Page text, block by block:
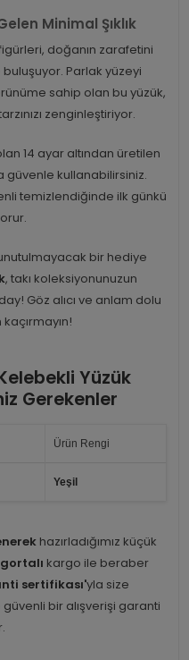
Minimal Şıklık
doğanın zarafetini
buluşuyor. Parlak yüzeyi
sahip olan bu yüzük,
zenginleştiriyor.
14 ayar altından üretilen
güvenle kullanabilirsiniz.
temizlendiğinde ilk günkü
bir hediye
, takı koleksiyonunuzun
Göz alıcı ve anlam dolu
Yüzük
Gerekenler
Ürün Rengi
Yeşil
hazırladığımız küçük
kargo ile beraber
sertifikası'yla size
güvenli bir alışverişi garanti